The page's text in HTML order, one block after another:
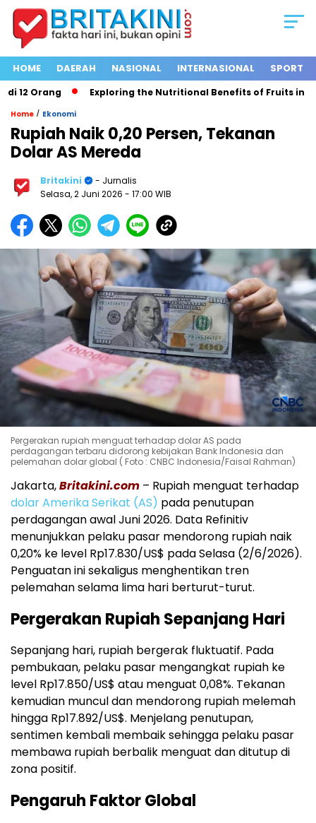
HOME DAERAH NASIONAL INTERNASIONAL SPORT
Orang Exploring the Nutritional Benefits of Fruits in a
Home / Ekonomi
Rupiah Naik 0,20 Persen, Tekanan
Dolar AS Mereda
Britakini
- Jurnalis
Selasa, 2 Juni 2026 - 17:00 WIB
Pergerakan rupiah menguat terhadap dolar AS pada
perdagangan terbaru didorong kebijakan Bank Indonesia dan
pelemahan dolar global ( Foto : CNBC Indonesia/Faisal Rahman)
Jakarta,Britakini.com – Rupiah menguat terhadap
dolar Amerika Serikat (AS) pada penutupan
perdagangan awal Juni 2026. Data Refinitiv
menunjukkan pelaku pasar mendorong rupiah naik
0,20% ke level Rp17.830/US$ pada Selasa (2/6/2026).
Penguatan ini sekaligus menghentikan tren
pelemahan selama lima hari berturut-turut.
Pergerakan Rupiah Sepanjang Hari
Sepanjang hari, rupiah bergerak fluktuatif. Pada
pembukaan, pelaku pasar mengangkat rupiah ke
level Rp17.850/US$ atau menguat 0,08%. Tekanan
kemudian muncul dan mendorong rupiah melemah
hingga Rp17.892/US$. Menjelang penutupan,
sentimen kembali membaik sehingga pelaku pasar
membawa rupiah berbalik menguat dan ditutup di
zona positif.
Pengaruh Faktor Global